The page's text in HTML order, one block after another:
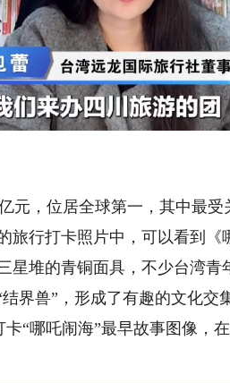
，位居全球第一，其中最受
旅行打卡照片中，可以看到
堆的青铜面具，不少台湾青
界兽”，形成了有趣的文化交集
哪吒闹海”最早故事图像，在